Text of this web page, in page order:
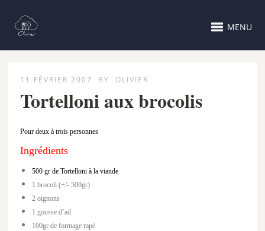
MENU
11 FÉVRIER 2007 BY OLIVIER
Tortelloni aux brocolis
Pour deux à trois personnes
Ingrédients
500 gr de Tortelloni à la viande
1 brocoli (+/- 500gr)
2 oignons
1 gousse d’ail
100gr de formage rapé